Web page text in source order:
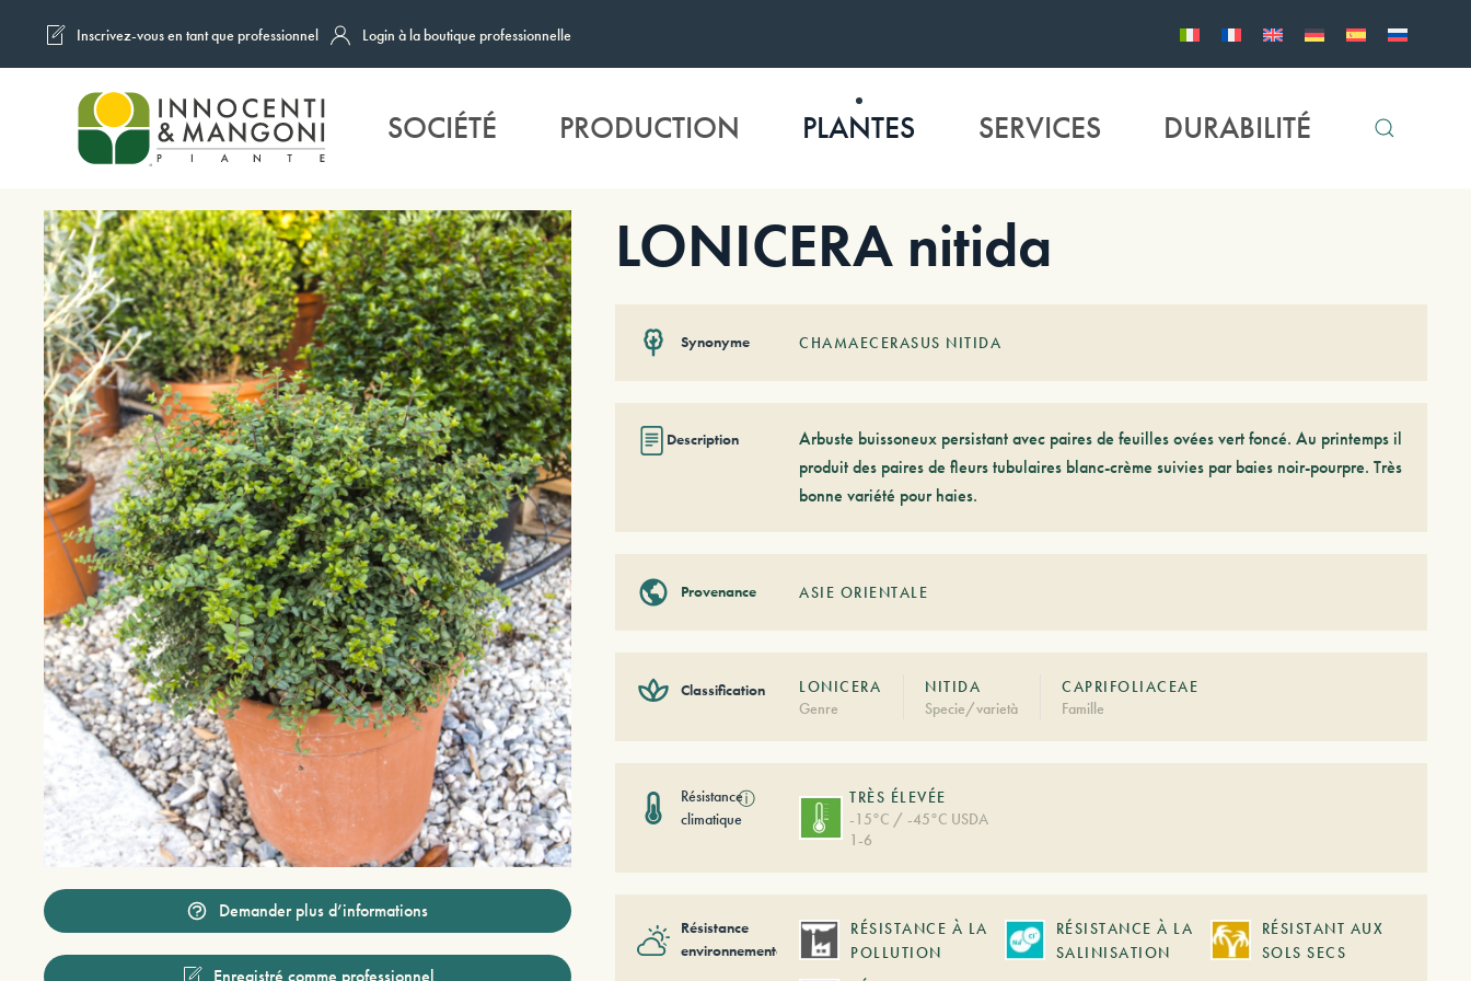
Skip to main content
Inscrivez-vous en tant que professionnel Login à la boutique professionnelle
SOCIÉTÉ PRODUCTION PLANTES SERVICES DURABILITÉ
Demander plus d’informations
Enregistré comme professionnel
LONICERA nitida
Synonyme CHAMAECERASUS NITIDA
Description
Arbuste buissoneux persistant avec paires de feuilles ovées vert foncé. Au printemps il
produit des paires de fleurs tubulaires blanc-crème suivies par baies noir-pourpre. Très
bonne variété pour haies.
Provenance ASIE ORIENTALE
Classification
LONICERA
Genre
NITIDA
Specie/varietà
CAPRIFOLIACEAE
Famille
Résistance
climatique
ⓘ
TRÈS ÉLEVÉE
-15°C / -45°C USDA
1-6
Résistance
environnementale
RÉSISTANCE À LA
POLLUTION
RÉSISTANCE À LA
SALINISATION
RÉSISTANT AUX
SOLS SECS